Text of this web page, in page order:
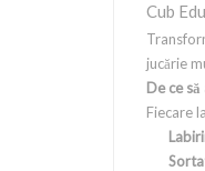
Cub
jucărie
De ce
Fiecare